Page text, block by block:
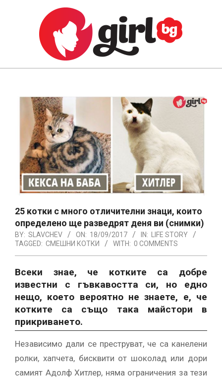
GIRL.BG
Navigation
25 котки с много отличителни знаци, които
определено ще разведрят деня ви (снимки)
BY: SLAVCHEV ON: 18/09/2017 IN: LIFE STORY
TAGGED: СМЕШНИ КОТКИ WITH: 0 COMMENTS
Всеки знае, че котките са добре
известни с гъвкавостта си, но едно
нещо, което вероятно не знаете, е, че
котките са също така майстори в
прикриването.
Независимо дали се преструват, че са канелени
ролки, хапчета, бисквити от шоколад или дори
самият Адолф Хитлер, няма ограничения за тези